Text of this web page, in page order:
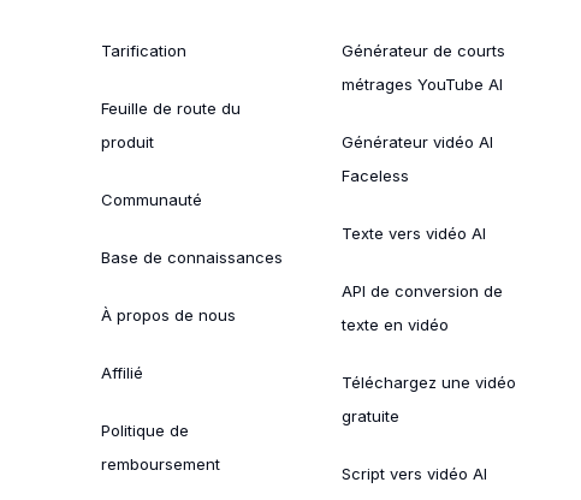
Tarification
Feuille de route du
produit
Communauté
Base de connaissances
À propos de nous
Affilié
Politique de
remboursement
Générateur de courts
métrages YouTube AI
Générateur vidéo AI
Faceless
Texte vers vidéo AI
API de conversion de
texte en vidéo
Téléchargez une vidéo
gratuite
Script vers vidéo AI